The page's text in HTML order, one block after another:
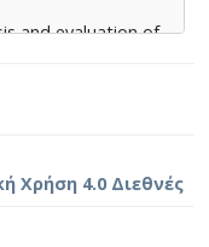
η
συνεχόμενων
and evaluation of
for the
Thessaloniki. The
Station of the
HNMS,
Χρήση 4.0 Διεθνές